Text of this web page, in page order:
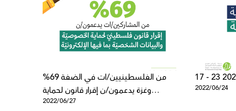
%69 من الفلسطينيين/ات في الضفة
وغزة يدعمون/ن إقرار قانون لحماية
الخصوصيّة والبيانات الشخصيّة
2022/06/27
2022/06/24